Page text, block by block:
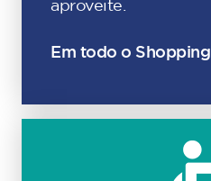
aproveite.
Em todo o Shopping